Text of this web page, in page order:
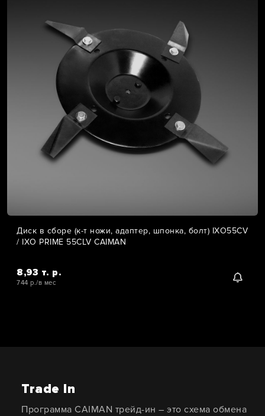
Диск в сборе (к-т ножи, адаптер, шпонка, болт) IXO55CV
/ IXO PRIME 55CLV CAIMAN
8,93 т. р.
744 р./в мес
Trade In
Программа CAIMAN трейд-ин – это схема обмена